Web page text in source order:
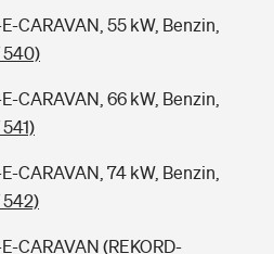
CARAVAN, 55 kW, Benzin,
540)
CARAVAN, 66 kW, Benzin,
CARAVAN, 74 kW, Benzin,
CARAVAN (REKORD-